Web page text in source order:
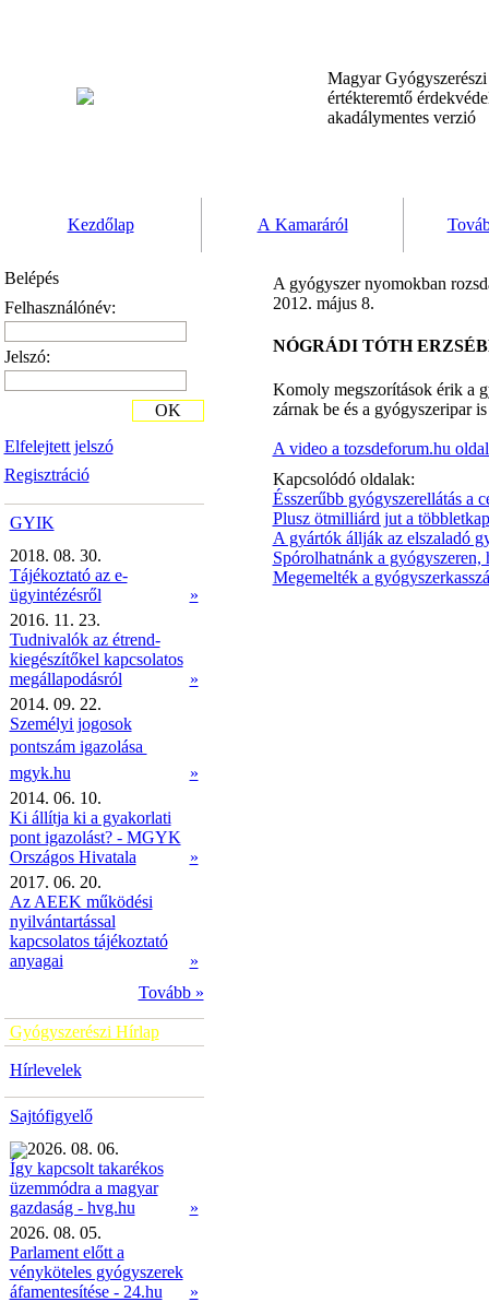
Magyar
értékteremtő
akadálymentes verzió
Kezdőlap A Kamaráról
Belépés
Felhasználónév:
Jelszó:
Elfelejtett jelszó
Regisztráció
OK
GYIK
2018. 08. 30.
Tájékoztató az e-
ügyintézésről
»
2016. 11. 23.
Tudnivalók az étrend-
kiegészítőkel kapcsolatos
megállapodásról
»
2014. 09. 22.
Személyi jogosok
pontszám igazolása 
mgyk.hu
»
2014. 06. 10.
Ki állítja ki a gyakorlati
pont igazolást? - MGYK
Országos Hivatala
»
2017. 06. 20.
Az AEEK működési
nyilvántartással
kapcsolatos tájékoztató
anyagai
»
Tovább »
Gyógyszerészi Hírlap
Hírlevelek
Sajtófigyelő
2026. 08. 06.
Így kapcsolt takarékos
üzemmódra a magyar
gazdaság - hvg.hu
»
2026. 08. 05.
Parlament előtt a
vényköteles gyógyszerek
áfamentesítése - 24.hu
»
A gyógyszer nyomokban
2012. május 8.
NÓGRÁDI TÓTH
Komoly megszorítások érik a
zárnak be és a gyógyszeripar
A video a tozsdeforum.hu
Kapcsolódó oldalak:
Ésszerűbb gyógyszerellátás a
Plusz ötmilliárd jut a
A gyártók állják az elszaladó
Spórolhatnánk a gyógyszeren,
Megemelték a